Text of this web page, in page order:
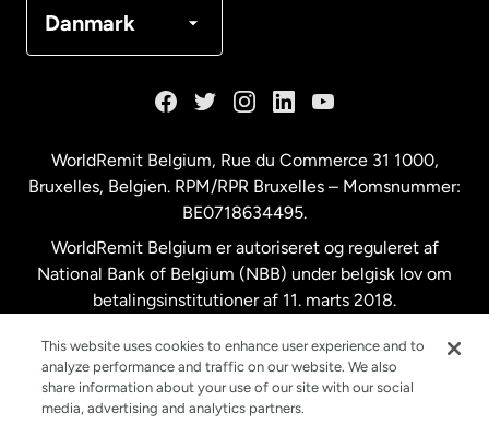
Danmark
Malaysia
New Zealand
Spanien
Storbritannien
WorldRemit Belgium, Rue du Commerce 31 1000,
Bruxelles, Belgien. RPM/RPR Bruxelles – Momsnummer:
BE0718634495.
WorldRemit Belgium er autoriseret og reguleret af
National Bank of Belgium (NBB) under belgisk lov om
betalingsinstitutioner af 11. marts 2018.
This website uses cookies to enhance user experience and to
analyze performance and traffic on our website. We also
share information about your use of our site with our social
media, advertising and analytics partners.